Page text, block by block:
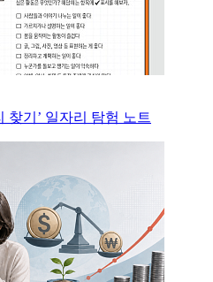
찾기’ 일자리 탐험 노트